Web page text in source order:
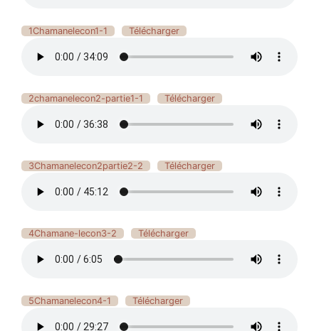
1Chamanelecon1-1 Télécharger
2chamanelecon2-partie1-1 Télécharger
3Chamanelecon2partie2-2 Télécharger
4Chamane-lecon3-2 Télécharger
5Chamanelecon4-1 Télécharger